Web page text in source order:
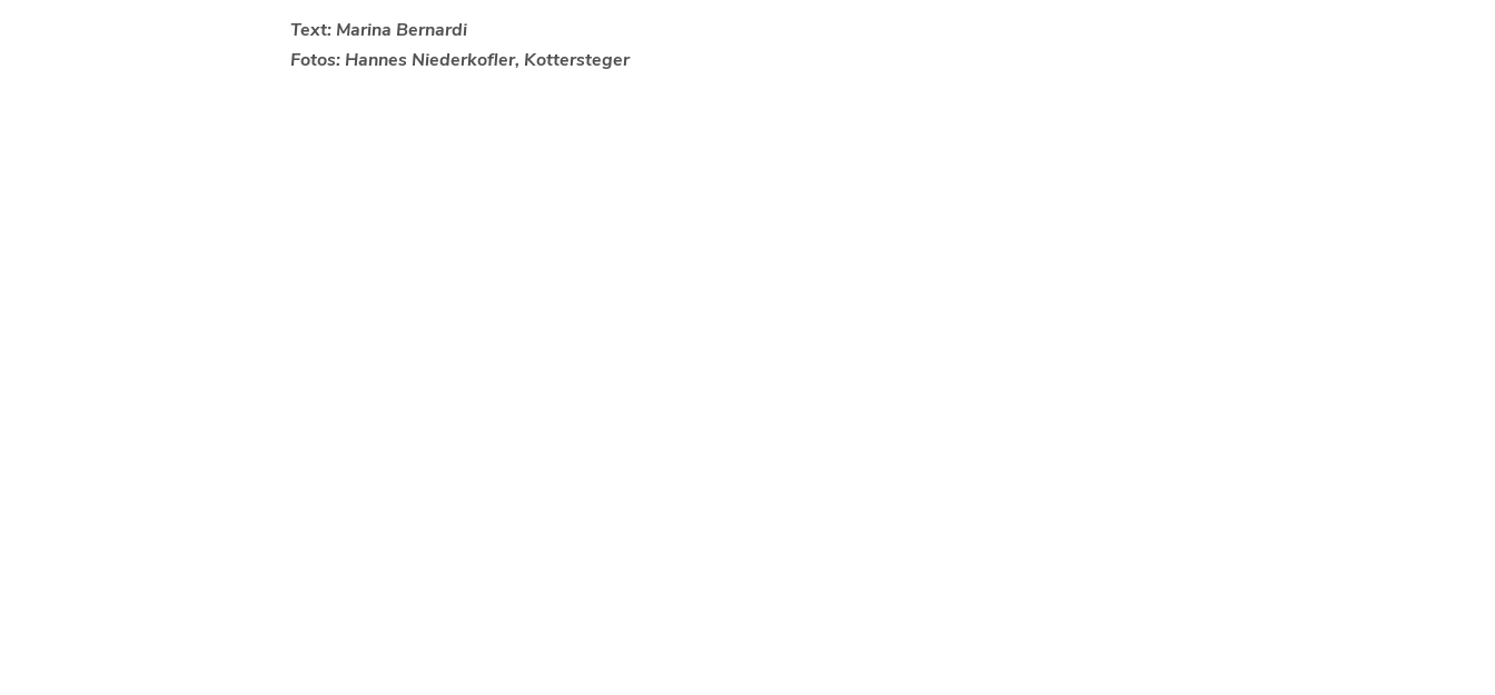
Text: Marina Bernardi
Fotos: Hannes Niederkofler, Kottersteger